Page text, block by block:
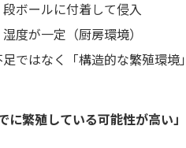
ボールに付着して侵入
度が一定（厨房環境）
ではなく「構造的な繁殖環境」
に繁殖している可能性が高い」